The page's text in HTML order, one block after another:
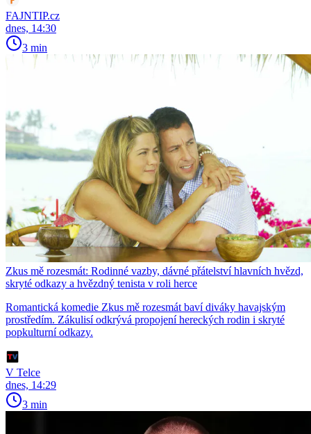
FAJNTIP.cz
dnes, 14:30
3 min
Zkus mě rozesmát: Rodinné vazby, dávné přátelství hlavních hvězd,
skryté odkazy a hvězdný tenista v roli herce
Romantická komedie Zkus mě rozesmát baví diváky havajským
prostředím. Zákulisí odkrývá propojení hereckých rodin i skryté
popkulturní odkazy.
V Telce
dnes, 14:29
3 min